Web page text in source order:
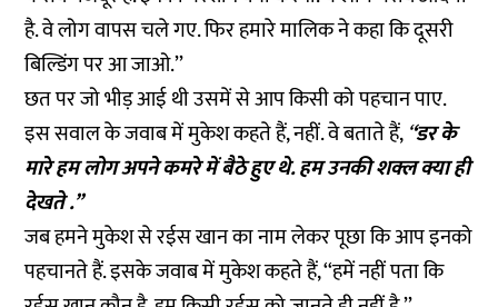
है. वे लोग वापस चले गए. फिर हमारे मालिक ने कहा कि दूसरी
बिल्डिंग पर आ जाओ.’’
छत पर जो भीड़ आई थी उसमें से आप किसी को पहचान पाए.
इस सवाल के जवाब में मुकेश कहते हैं, नहीं. वे बताते हैं,‘‘डर के
मारे हम लोग अपने कमरे में बैठे हुए थे. हम उनकी शक्ल क्या ही
देखते .’’
जब हमने मुकेश से रईस खान का नाम लेकर पूछा कि आप इनको
पहचानते हैं. इसके जवाब में मुकेश कहते हैं, ‘‘हमें नहीं पता कि